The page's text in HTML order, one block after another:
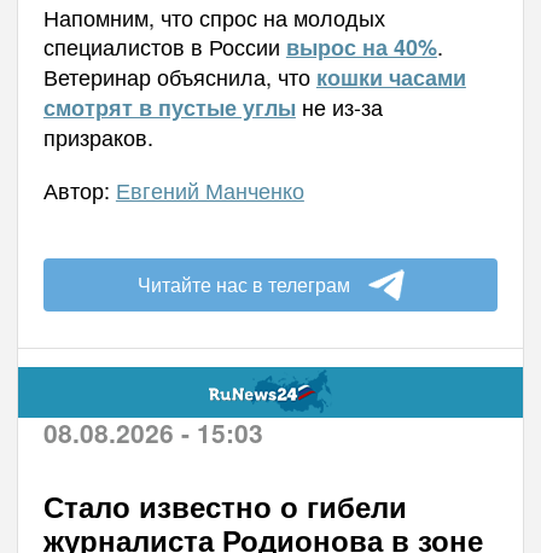
Напомним, что спрос на молодых
специалистов в России вырос на 40%.
Ветеринар объяснила, что кошки часами
смотрят в пустые углы не из-за
призраков.
Автор: Евгений Манченко
Читайте нас в телеграм
08.08.2026 - 15:03
Стало известно о гибели
журналиста Родионова в зоне